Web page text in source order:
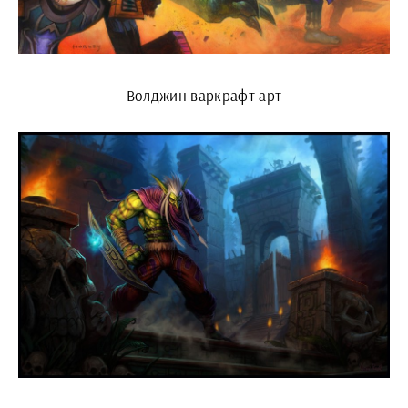
Волджин варкрафт арт